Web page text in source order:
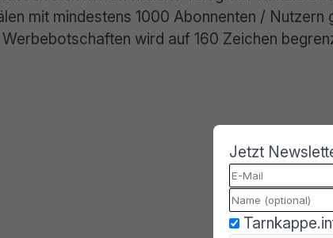
mit mindestens 1000 Abonnenten /
wird auf 160 Zeichen
Jetzt